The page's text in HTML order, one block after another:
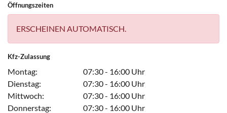
Öffnungszeiten
ERSCHEINEN AUTOMATISCH.
Kfz-Zulassung
Montag:
07:30 - 16:00 Uhr
Dienstag:
07:30 - 16:00 Uhr
Mittwoch:
07:30 - 16:00 Uhr
Donnerstag:
07:30 - 16:00 Uhr